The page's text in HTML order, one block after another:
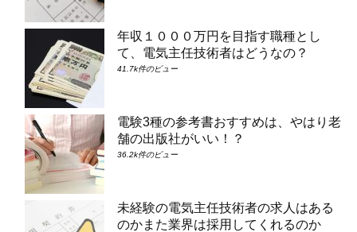
年収１０００万円を目指す職種とし
て、電気主任技術者はどうなの？
41.7k件のビュー
電験3種の参考書おすすめは、やはり老
舗の出版社がいい！？
36.2k件のビュー
未経験の電気主任技術者の求人はある
のかまた業界は採用してくれるのか